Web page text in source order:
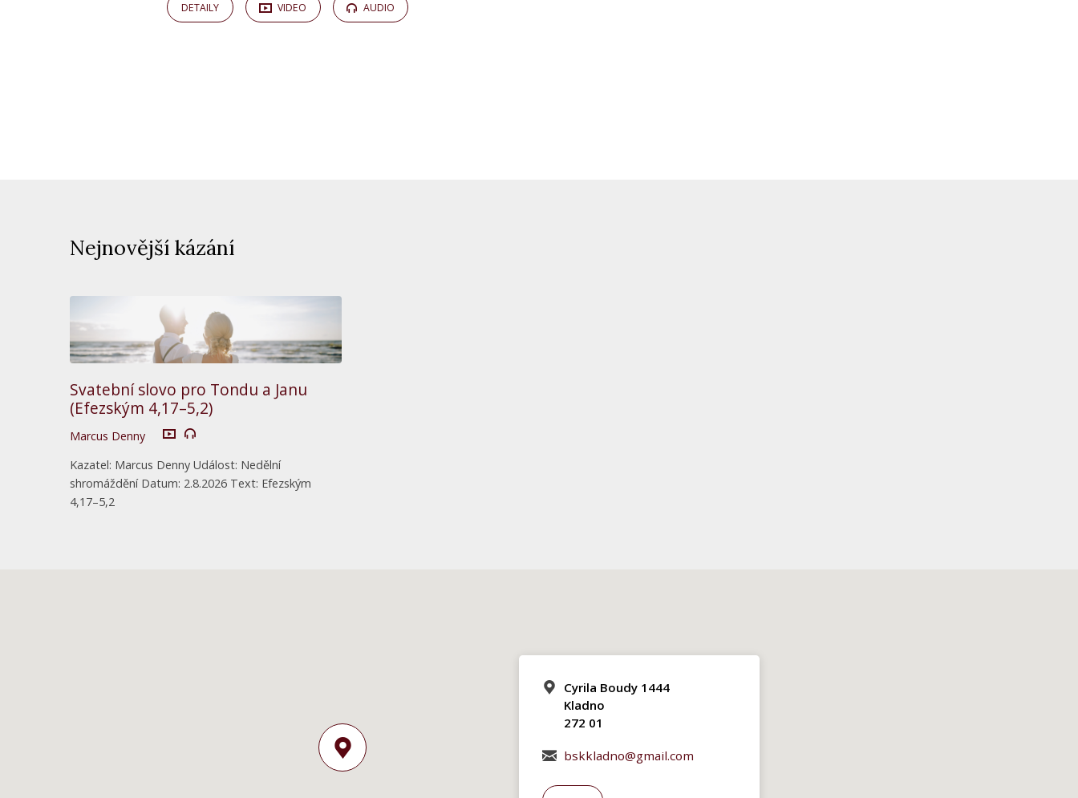
DETAILY VIDEO AUDIO
Nejnovější kázání
Svatební slovo pro Tondu a Janu
(Efezským 4,17–5,2)
Marcus Denny
Kazatel: Marcus Denny Událost: Nedělní
shromáždění Datum: 2.8.2026 Text: Efezským
4,17–5,2
Cyrila Boudy 1444
Kladno
272 01
bskkladno@gmail.com